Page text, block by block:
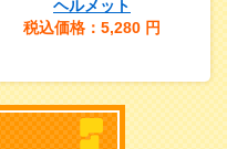
ヘルメット
税込価格：5,280 円